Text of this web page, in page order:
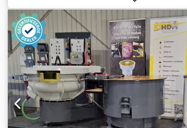
conformiteitsverklaring Gewicht: 11.000
snelheid: 1.200 slagen/uur Met geharde
Nieuw universeel sluitraam Djdpfx Aey T
Nieuwe CE-conforme
elektrische uitrusting Nieuwe
rem-koppelsysteem Mechanisch volledig
Levertijd: 90 dagen Prijs: op aanvraag
Afbeelding van een reeds volledig
(120x165cm)